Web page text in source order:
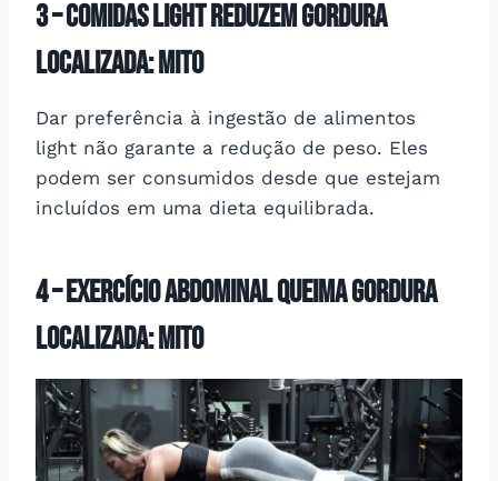
3 –comidas light reduzem gordura
localizada: mITO
Dar preferência à ingestão de alimentos
light não garante a redução de peso. Eles
podem ser consumidos desde que estejam
incluídos em uma dieta equilibrada.
4 –exercício abdominal queima gordura
localizada: Mito